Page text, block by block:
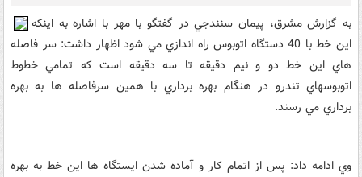
به گزارش مشرق، پيمان سنندجي در گفتگو با مهر با اشاره به اينکه
اين خط با 40 دستگاه اتوبوس راه اندازي مي شود اظهار داشت: سر فاصله
هاي اين خط دو و نيم دقيقه تا سه دقيقه است که تمامي خطوط
اتوبوسهاي تندرو در هنگام بهره برداري با همين سرفاصله ها به بهره
برداري مي رسند.
وي ادامه داد: پس از اتمام کار و آماده شدن ايستگاه ها اين خط به بهره